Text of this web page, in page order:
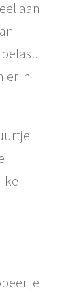
aan
er in
je